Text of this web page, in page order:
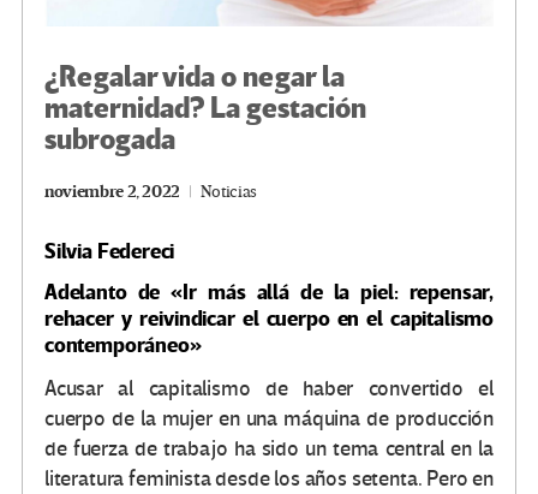
¿Regalar vida o negar la
maternidad? La gestación
subrogada
noviembre 2, 2022 Noticias
Silvia Federeci
Adelanto de «Ir más allá de la piel: repensar,
rehacer y reivindicar el cuerpo en el capitalismo
contemporáneo»
Acusar al capitalismo de haber convertido el
cuerpo de la mujer en una máquina de producción
de fuerza de trabajo ha sido un tema central en la
literatura feminista desde los años setenta. Pero en